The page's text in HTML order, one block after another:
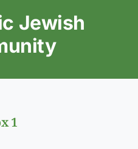
Jewish
1